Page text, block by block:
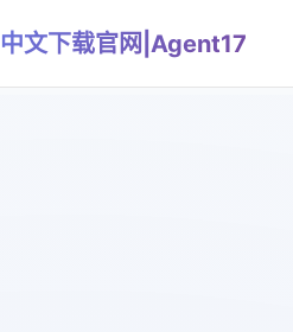
文下载官网|Agent17